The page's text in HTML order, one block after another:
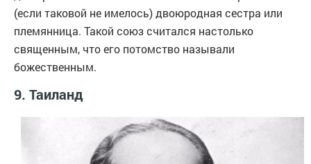
(если таковой не имелось) двоюродная сестра или
племянница. Такой союз считался настолько
священным, что его потомство называли
божественным.
9. Таиланд